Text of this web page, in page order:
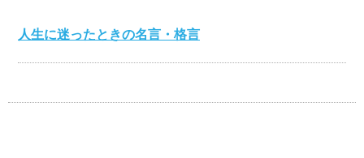
人生に迷ったときの名言・格言
心を打つ名言・格言